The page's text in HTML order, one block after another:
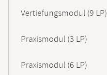
Vertiefungsmodul (9 LP)
Praxismodul (3 LP)
Praxismodul (6 LP)